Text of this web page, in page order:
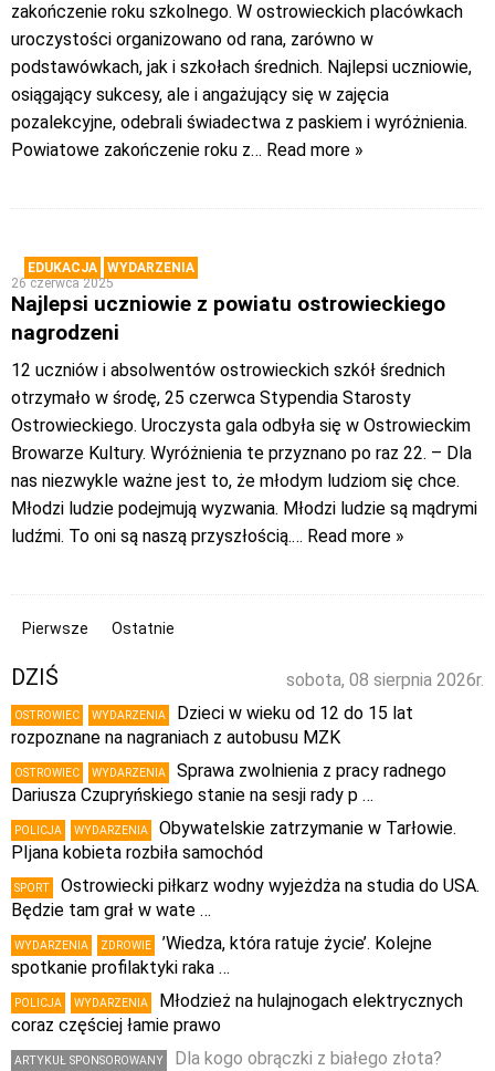
zakończenie roku szkolnego. W ostrowieckich placówkach
uroczystości organizowano od rana, zarówno w
podstawówkach, jak i szkołach średnich. Najlepsi uczniowie,
osiągający sukcesy, ale i angażujący się w zajęcia
pozalekcyjne, odebrali świadectwa z paskiem i wyróżnienia.
Powiatowe zakończenie roku z… Read more »
EDUKACJA
WYDARZENIA
26 czerwca 2025
Najlepsi uczniowie z powiatu ostrowieckiego
nagrodzeni
12 uczniów i absolwentów ostrowieckich szkół średnich
otrzymało w środę, 25 czerwca Stypendia Starosty
Ostrowieckiego. Uroczysta gala odbyła się w Ostrowieckim
Browarze Kultury. Wyróżnienia te przyznano po raz 22. – Dla
nas niezwykle ważne jest to, że młodym ludziom się chce.
Młodzi ludzie podejmują wyzwania. Młodzi ludzie są mądrymi
ludźmi. To oni są naszą przyszłością.… Read more »
Pierwsze Ostatnie
sobota, 08 sierpnia 2026r.
DZIŚ
OSTROWIEC WYDARZENIA
Dzieci w wieku od 12 do 15 lat
rozpoznane na nagraniach z autobusu MZK
OSTROWIEC WYDARZENIA
Sprawa zwolnienia z pracy radnego
Dariusza Czupryńskiego stanie na sesji rady p …
POLICJA WYDARZENIA
Obywatelskie zatrzymanie w Tarłowie.
PIjana kobieta rozbiła samochód
SPORT
Ostrowiecki piłkarz wodny wyjeżdża na studia do USA.
Będzie tam grał w wate …
WYDARZENIA ZDROWIE
’Wiedza, która ratuje życie’. Kolejne
spotkanie profilaktyki raka …
POLICJA WYDARZENIA
Młodzież na hulajnogach elektrycznych
coraz częściej łamie prawo
ARTYKUŁ SPONSOROWANY
Dla kogo obrączki z białego złota?